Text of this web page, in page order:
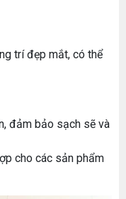
trí đẹp mắt, có thể
đảm bảo sạch sẽ và
cho các sản phẩm